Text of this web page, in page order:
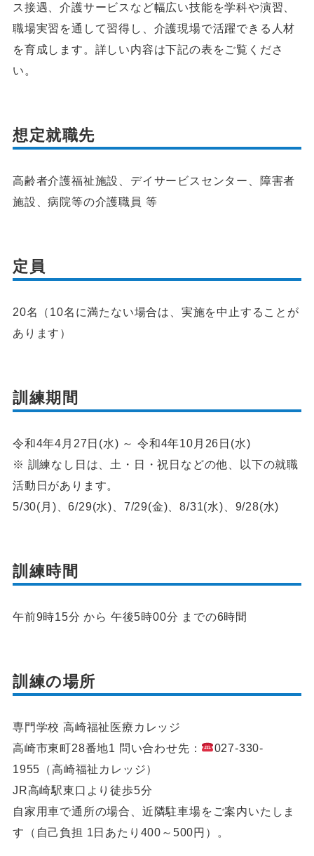
ス接遇、介護サービスなど幅広い技能を学科や演習、
職場実習を通して習得し、介護現場で活躍できる人材
を育成します。詳しい内容は下記の表をご覧くださ
い。
想定就職先
高齢者介護福祉施設、デイサービスセンター、障害者
施設、病院等の介護職員 等
定員
20名（10名に満たない場合は、実施を中止することが
あります）
訓練期間
令和4年4月27日(水) ～ 令和4年10月26日(水)
※ 訓練なし日は、土・日・祝日などの他、以下の就職
活動日があります。
5/30(月)、6/29(水)、7/29(金)、8/31(水)、9/28(水)
訓練時間
午前9時15分 から 午後5時00分 までの6時間
訓練の場所
専門学校 高崎福祉医療カレッジ
高崎市東町28番地1 問い合わせ先：
027-330-
1955（高崎福祉カレッジ）
JR高崎駅東口より徒歩5分
自家用車で通所の場合、近隣駐車場をご案内いたしま
す（自己負担 1日あたり400～500円）。